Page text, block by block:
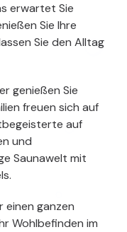
erwartet Sie
Sie Ihre
Sie den Alltag
genießen Sie
freuen sich auf
auf
und
Saunawelt mit
einen ganzen
Wohlbefinden im